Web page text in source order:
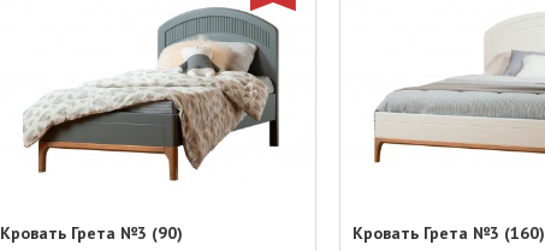
Кровать Грета №3 (90) Кровать Грета №3 (160)